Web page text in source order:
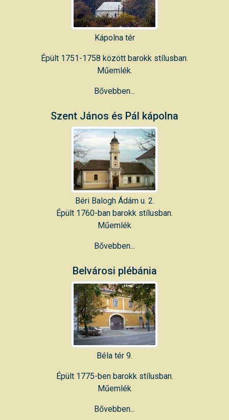
Kápolna tér
Épült 1751-1758 között barokk stílusban.
Műemlék.
Bővebben...
Szent János és Pál kápolna
Béri Balogh Ádám u. 2.
Épült 1760-ban barokk stílusban.
Műemlék
Bővebben...
Belvárosi plébánia
Béla tér 9.
Épült 1775-ben barokk stílusban.
Műemlék
Bővebben...